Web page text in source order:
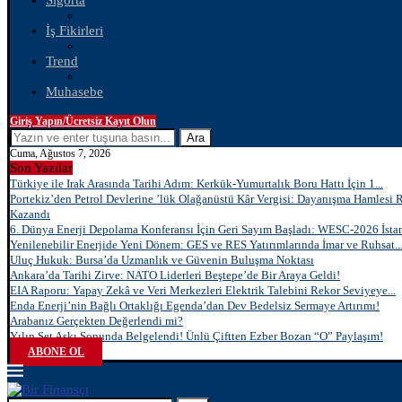
İş Fikirleri
Trend
Muhasebe
Giriş Yapın/Ücretsiz Kayıt Olun
Ara
Cuma, Ağustos 7, 2026
Son Yazılar
Türkiye ile Irak Arasında Tarihi Adım: Kerkük-Yumurtalık Boru Hattı İçin 1...
Portekiz’den Petrol Devlerine ’lük Olağanüstü Kâr Vergisi: Dayanışma Hamlesi
Kazandı
6. Dünya Enerji Depolama Konferansı İçin Geri Sayım Başladı: WESC-2026
Yenilenebilir Enerjide Yeni Dönem: GES ve RES Yatırımlarında İmar ve Ruhsat...
Uluç Hukuk: Bursa’da Uzmanlık ve Güvenin Buluşma Noktası
Ankara’da Tarihi Zirve: NATO Liderleri Beştepe’de Bir Araya Geldi!
EIA Raporu: Yapay Zekâ ve Veri Merkezleri Elektrik Talebini Rekor Seviyeye...
Enda Enerji’nin Bağlı Ortaklığı Egenda’dan Dev Bedelsiz Sermaye Artırımı!
Arabanız Gerçekten Değerlendi mi?
Yılın Set Aşkı Sonunda Belgelendi! Ünlü Çiftten Ezber Bozan “O” Paylaşım!
ABONE OL